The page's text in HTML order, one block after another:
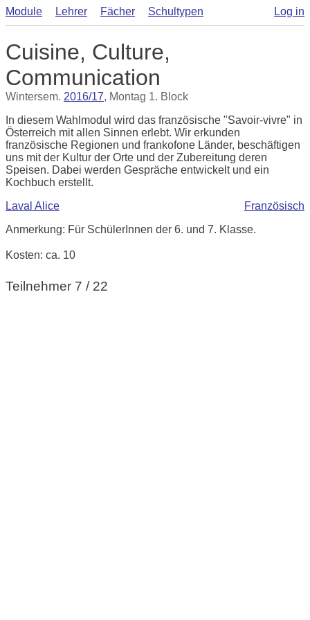
Module Lehrer Fächer Schultypen Log in
Cuisine, Culture,
Communication
Wintersem. 2016/17, Montag 1. Block
In diesem Wahlmodul wird das französische "Savoir-vivre" in
Österreich mit allen Sinnen erlebt. Wir erkunden
französische Regionen und frankofone Länder, beschäftigen
uns mit der Kultur der Orte und der Zubereitung deren
Speisen. Dabei werden Gespräche entwickelt und ein
Kochbuch erstellt.
Französisch
Laval Alice
Anmerkung: Für SchülerInnen der 6. und 7. Klasse.
Kosten: ca. 10
Teilnehmer 7 / 22